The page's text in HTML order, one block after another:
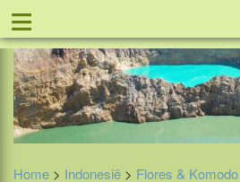
≡
Home > Indonesië > Flores & Komodo